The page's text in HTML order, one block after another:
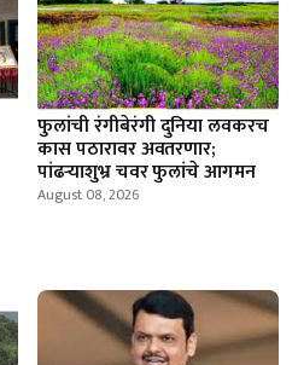
फुलांची रंगीबेरंगी दुनिया लवकरच
कास पठारावर अवतरणार;
पांढऱ्याशुभ्र चवर फुलांचे आगमन
August 08, 2026